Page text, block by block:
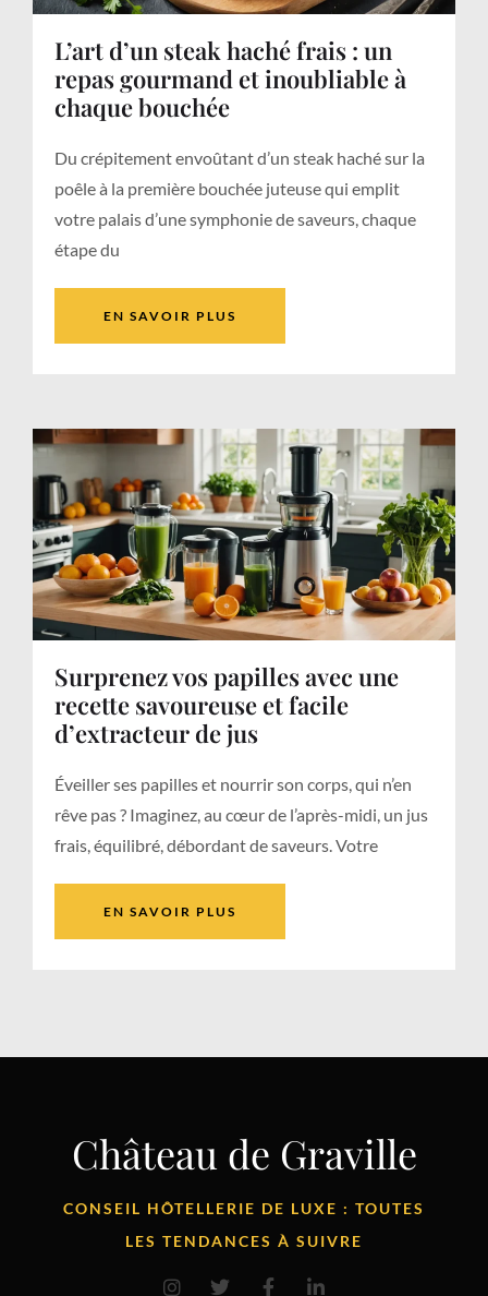
L’art d’un steak haché frais : un
repas gourmand et inoubliable à
chaque bouchée
Du crépitement envoûtant d’un steak haché sur la
poêle à la première bouchée juteuse qui emplit
votre palais d’une symphonie de saveurs, chaque
étape du
EN SAVOIR PLUS
Surprenez vos papilles avec une
recette savoureuse et facile
d’extracteur de jus
Éveiller ses papilles et nourrir son corps, qui n’en
rêve pas ? Imaginez, au cœur de l’après-midi, un jus
frais, équilibré, débordant de saveurs. Votre
EN SAVOIR PLUS
Château de Graville
CONSEIL HÔTELLERIE DE LUXE : TOUTES
LES TENDANCES À SUIVRE